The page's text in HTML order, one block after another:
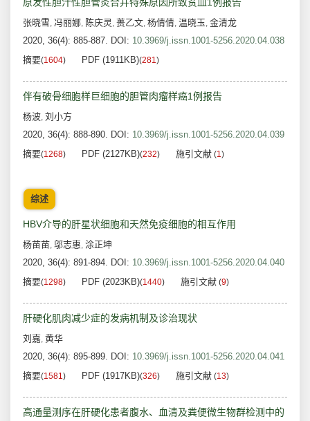
原发性胆汁性胆管炎合并特殊原因所致贫血1例报告
张晓雪, 冯丽娜, 陈庆灵 , 蒉乙文, 杨倩倩, 温晓玉, 金清龙
2020, 36(4): 885-887. DOI: 10.3969/j.issn.1001-5256.2020.04.038
摘要(1604) PDF (1911KB)(281)
伴有破骨细胞样巨细胞的胆管肉瘤样癌1例报告
杨波, 刘小方
2020, 36(4): 888-890. DOI: 10.3969/j.issn.1001-5256.2020.04.039
摘要(1268) PDF (2127KB)(232) 施引文献 (1)
综述
HBV介导的肝星状细胞和天然免疫细胞的相互作用
杨苗苗, 邬志惠, 涂正坤
2020, 36(4): 891-894. DOI: 10.3969/j.issn.1001-5256.2020.04.040
摘要(1298) PDF (2023KB)(1440) 施引文献 (9)
肝硬化肌肉减少症的发病机制及诊治现状
刘嘉, 黄华
2020, 36(4): 895-899. DOI: 10.3969/j.issn.1001-5256.2020.04.041
摘要(1581) PDF (1917KB)(326) 施引文献 (13)
高通量测序在肝硬化患者腹水、血清及粪便微生物群检测中的